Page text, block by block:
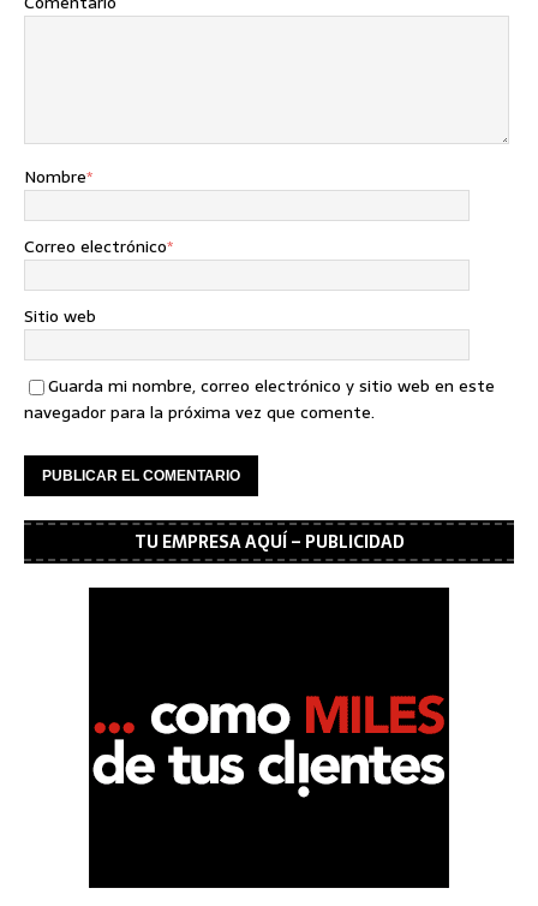
Nombre*
Correo electrónico*
Sitio web
Guarda mi nombre, correo electrónico y sitio web en este
navegador para la próxima vez que comente.
TU EMPRESA AQUÍ – PUBLICIDAD